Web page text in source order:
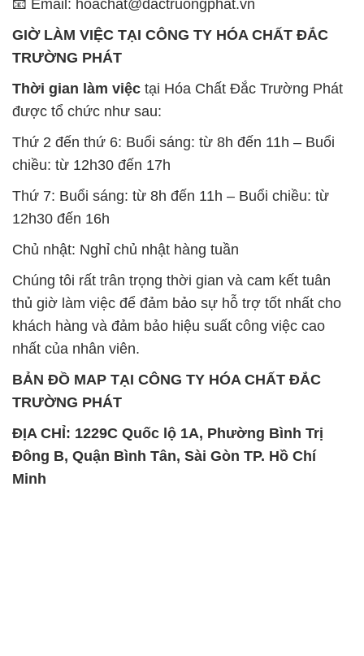
📧 Email: hoachat@dactruongphat.vn
GIỜ LÀM VIỆC TẠI CÔNG TY HÓA CHẤT ĐẮC
TRƯỜNG PHÁT
Thời gian làm việc tại Hóa Chất Đắc Trường Phát
được tổ chức như sau:
Thứ 2 đến thứ 6: Buổi sáng: từ 8h đến 11h – Buổi
chiều: từ 12h30 đến 17h
Thứ 7: Buổi sáng: từ 8h đến 11h – Buổi chiều: từ
12h30 đến 16h
Chủ nhật: Nghỉ chủ nhật hàng tuần
Chúng tôi rất trân trọng thời gian và cam kết tuân
thủ giờ làm việc để đảm bảo sự hỗ trợ tốt nhất cho
khách hàng và đảm bảo hiệu suất công việc cao
nhất của nhân viên.
BẢN ĐỒ MAP TẠI CÔNG TY HÓA CHẤT ĐẮC
TRƯỜNG PHÁT
ĐỊA CHỈ: 1229C Quốc lộ 1A, Phường Bình Trị
Đông B, Quận Bình Tân, Sài Gòn TP. Hồ Chí
Minh